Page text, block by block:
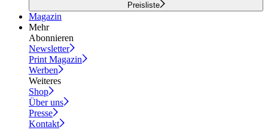
Preisliste
Magazin
Mehr
Abonnieren
Newsletter
Print Magazin
Werben
Weiteres
Shop
Über uns
Presse
Kontakt